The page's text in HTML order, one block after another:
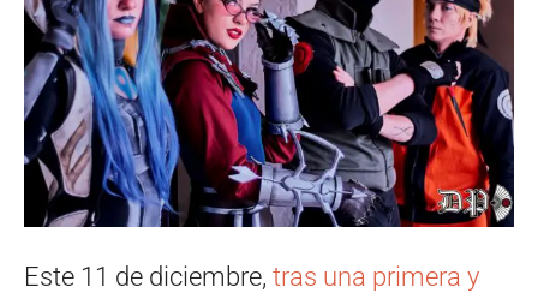
Este 11 de diciembre, tras una primera y